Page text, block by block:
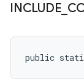
INCLUDE
public static